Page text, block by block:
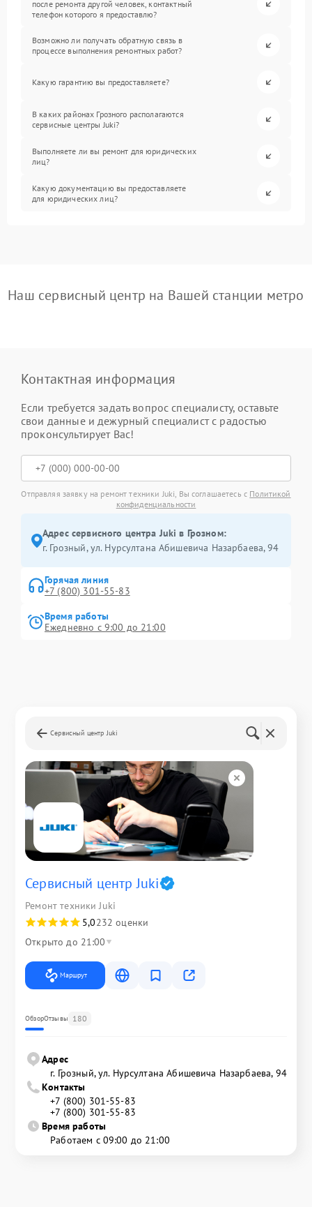
после ремонта другой человек, контактный
телефон которого я предоставлю?
Возможно ли получать обратную связь в
процессе выполнения ремонтных работ?
Какую гарантию вы предоставляете?
В каких районах Грозного располагаются
сервисные центры Juki?
Выполняете ли вы ремонт для юридических
лиц?
Какую документацию вы предоставляете
для юридических лиц?
Наш сервисный центр на Вашей станции метро
Контактная информация
Если требуется задать вопрос специалисту, оставьте
свои данные и дежурный специалист с радостью
проконсультирует Вас!
Отправляя заявку на ремонт техники Juki, Вы соглашаетесь с Политикой
конфиденциальности
Адрес сервисного центра Juki в Грозном:
г. Грозный, ул. Нурсултана Абишевича Назарбаева, 94
Горячая линия
+7 (800) 301-55-83
Время работы
Ежедневно с 9:00 до 21:00
Сервисный центр Juki
Сервисный центр Juki
Ремонт техники Juki
5,0232 оценки
Открыто до 21:00
Маршрут
ОбзорОтзывы 180
Адрес
г. Грозный, ул. Нурсултана Абишевича Назарбаева, 94
Контакты
+7 (800) 301-55-83
+7 (800) 301-55-83
Время работы
Работаем с 09:00 до 21:00